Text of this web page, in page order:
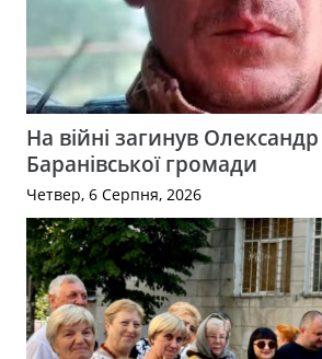
На війні загинув
Баранівської громади
Четвер, 6 Серпня, 2026